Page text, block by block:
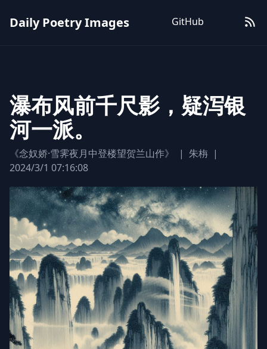
Daily Poetry Images GitHub
瀑布风前千尺影，疑泻银
河一派。
《念奴娇·雪霁夜月中登楼望贺兰山作》 | 朱栴 |
2024/3/1 07:16:08